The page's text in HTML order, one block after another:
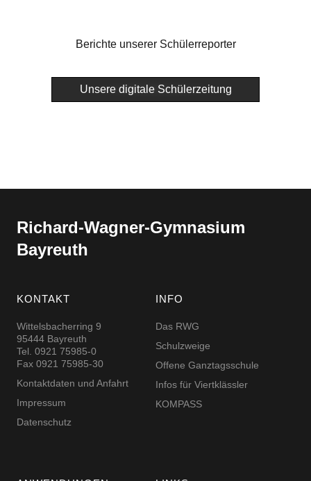
Berichte unserer Schülerreporter
Unsere digitale Schülerzeitung
Richard-​​Wagner-​​Gymnasium
Bayreuth
KONTAKT
Wittelsbacherring 9
95444 Bayreuth
Tel. 0921 75985-0
Fax 0921 75985-30
Kontaktdaten und Anfahrt
Impressum
Datenschutz
INFO
Das RWG
Schulzweige
Offene Ganztagsschule
Infos für Viertklässler
KOMPASS